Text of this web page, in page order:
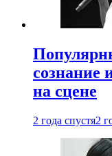
сознание
на сцене
2 года спустя2